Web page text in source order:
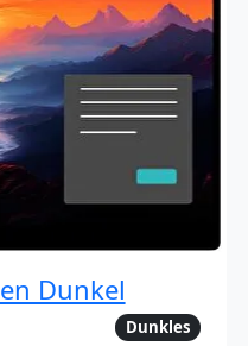
Dunkel
Dunkles